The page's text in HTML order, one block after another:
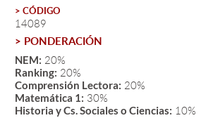
Alumni
English
> CÓDIGO
14089
> PONDERACIÓN
NEM: 20%
Ranking: 20%
Comprensión Lectora: 20%
Matemática 1: 30%
Historia y Cs. Sociales o Ciencias: 10%